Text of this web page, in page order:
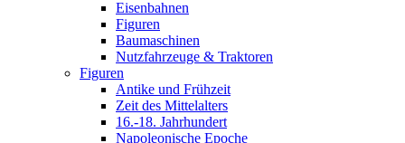
Eisenbahnen
Figuren
Baumaschinen
Nutzfahrzeuge & Traktoren
Figuren
Antike und Frühzeit
Zeit des Mittelalters
16.-18. Jahrhundert
Napoleonische Epoche